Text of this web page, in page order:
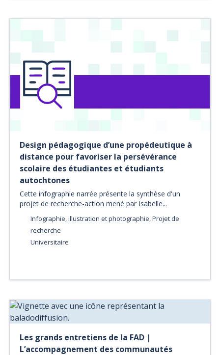
Design pédagogique d’une propédeutique à
distance pour favoriser la persévérance
scolaire des étudiantes et étudiants
autochtones
Cette infographie narrée présente la synthèse d'un
projet de recherche-action mené par Isabelle...
Infographie, illustration et photographie, Projet de
recherche
Universitaire
Les grands entretiens de la FAD |
L’accompagnement des communautés